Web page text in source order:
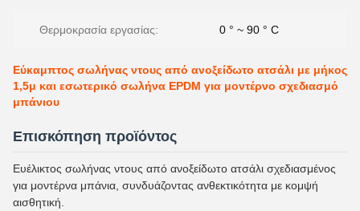
Θερμοκρασία εργασίας: 0 ° ~ 90 ° C
Εύκαμπτος σωλήνας ντους από ανοξείδωτο ατσάλι με μήκος
1,5μ και εσωτερικό σωλήνα EPDM για μοντέρνο σχεδιασμό
μπάνιου
Επισκόπηση προϊόντος
Ευέλικτος σωλήνας ντους από ανοξείδωτο ατσάλι σχεδιασμένος
για μοντέρνα μπάνια, συνδυάζοντας ανθεκτικότητα με κομψή
αισθητική.